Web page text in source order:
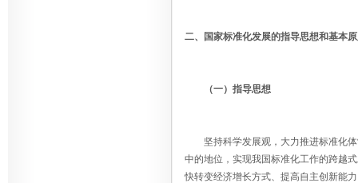
二、国家标准化发展的指导思想和基本
（一）指导思想
坚持科学发展观，大力推进标准化体
中的地位，实现我国标准化工作的跨越
快转变经济增长方式、提高自主创新能